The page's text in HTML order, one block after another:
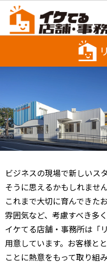
ビジネスの現場で新しいス
そうに思えるかもしれませ
これまで大切に育んできた
雰囲気など、考慮すべき多
イケてる店舗・事務所は「
用意しています。お客様と
ことに熱意をもって取り組み